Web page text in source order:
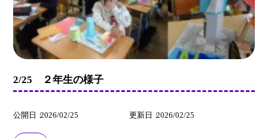
2/25 ２年生の様子
公開日 2026/02/25 更新日 2026/02/25